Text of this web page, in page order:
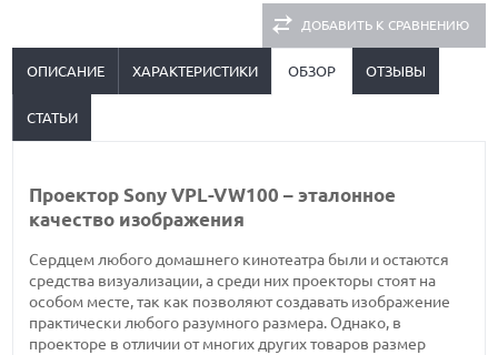
ДОБАВИТЬ К СРАВНЕНИЮ
ОПИСАНИЕ ХАРАКТЕРИСТИКИ ОБЗОР ОТЗЫВЫ
СТАТЬИ
Проектор Sony VPL-VW100 – эталонное
качество изображения
Сердцем любого домашнего кинотеатра были и остаются
средства визуализации, а среди них проекторы стоят на
особом месте, так как позволяют создавать изображение
практически любого разумного размера. Однако, в
проекторе в отличии от многих других товаров размер